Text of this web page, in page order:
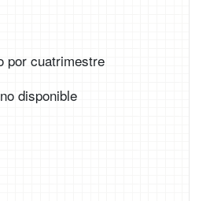
por cuatrimestre
disponible